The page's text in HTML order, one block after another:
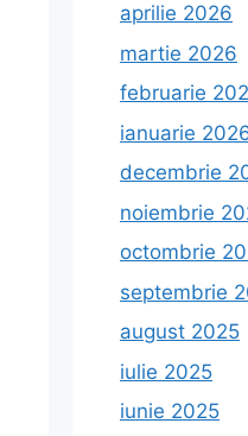
aprilie 2026
martie 2026
februarie
ianuarie
decembrie
noiembrie
octombrie
septembrie
august 2025
iulie 2025
iunie 2025